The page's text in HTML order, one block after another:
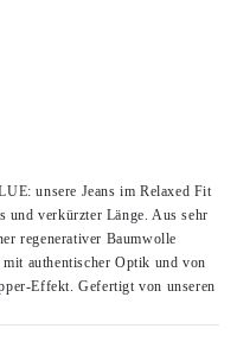
unsere Jeans im Relaxed Fit
und verkürzter Länge. Aus sehr
regenerativer Baumwolle
authentischer Optik und von
Effekt. Gefertigt von unseren